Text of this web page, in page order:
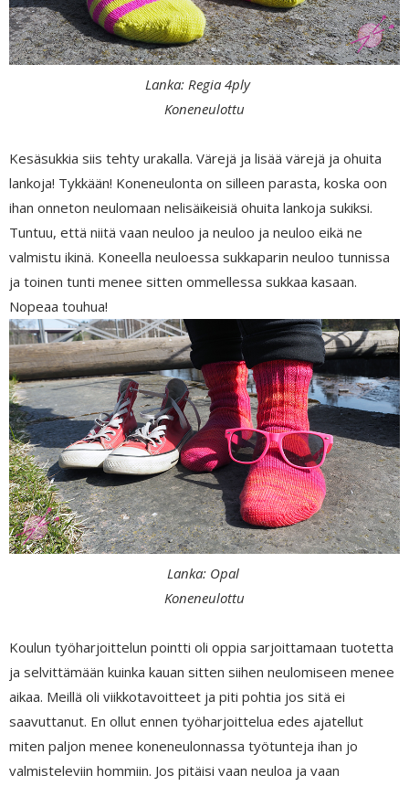
Lanka: Regia 4ply
Koneneulottu
Kesäsukkia siis tehty urakalla. Värejä ja lisää värejä ja ohuita
lankoja! Tykkään! Koneneulonta on silleen parasta, koska oon
ihan onneton neulomaan nelisäikeisiä ohuita lankoja sukiksi.
Tuntuu, että niitä vaan neuloo ja neuloo ja neuloo eikä ne
valmistu ikinä. Koneella neuloessa sukkaparin neuloo tunnissa
ja toinen tunti menee sitten ommellessa sukkaa kasaan.
Nopeaa touhua!
Lanka: Opal
Koneneulottu
Koulun työharjoittelun pointti oli oppia sarjoittamaan tuotetta
ja selvittämään kuinka kauan sitten siihen neulomiseen menee
aikaa. Meillä oli viikkotavoitteet ja piti pohtia jos sitä ei
saavuttanut. En ollut ennen työharjoittelua edes ajatellut
miten paljon menee koneneulonnassa työtunteja ihan jo
valmisteleviin hommiin. Jos pitäisi vaan neuloa ja vaan